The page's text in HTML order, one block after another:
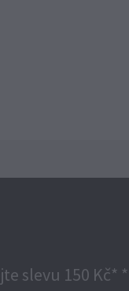
slevu 150 Kč* *